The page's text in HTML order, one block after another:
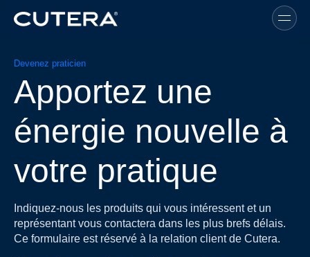
Skip to main content
Devenez praticien
Apportez une
énergie nouvelle à
votre pratique
Indiquez-nous les produits qui vous intéressent et un
représentant vous contactera dans les plus brefs délais.
Ce formulaire est réservé à la relation client de Cutera.